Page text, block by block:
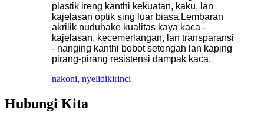
plastik ireng kanthi kekuatan, kaku, lan
kajelasan optik sing luar biasa.Lembaran
akrilik nuduhake kualitas kaya kaca -
kajelasan, kecemerlangan, lan transparansi
- nanging kanthi bobot setengah lan kaping
pirang-pirang resistensi dampak kaca.
nakoni, nyelidikirinci
Hubungi Kita